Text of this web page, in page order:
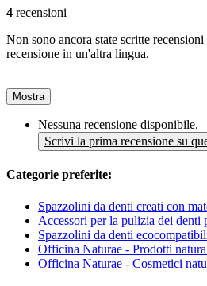
4 recensioni
Non sono ancora state scritte
recensione in un'altra lingua.
Mostra
Nessuna recensione disponibile.
Scrivi la prima recensione su
Categorie preferite:
Spazzolini da denti creati con
Accessori per la pulizia dei denti
Spazzolini da denti
Officina Naturae - Prodotti
Officina Naturae - Cosmetici